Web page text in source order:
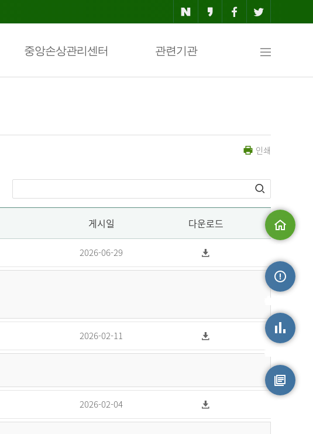
중앙손상관리센터 관련기관
맵
인쇄
게시일 다운로드
2026-06-29
2026-02-11
2026-02-04
손상정보